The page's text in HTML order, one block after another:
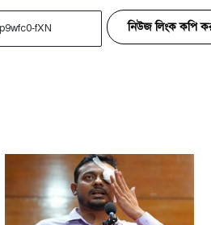
নিউজ লিংক কপি